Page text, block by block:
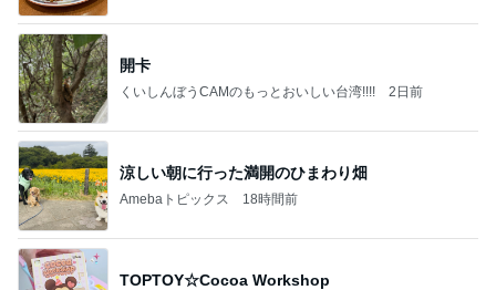
開卡
くいしんぼうCAMのもっとおいしい台湾!!!! 2日前
涼しい朝に行った満開のひまわり畑
Amebaトピックス 18時間前
TOPTOY☆Cocoa Workshop